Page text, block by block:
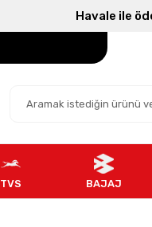
Havale ile
TVS BAJAJ